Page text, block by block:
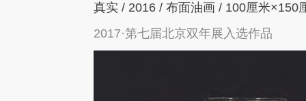
真实 / 2016 / 布面油画 / 100厘米×150
2017·第七届北京双年展入选作品